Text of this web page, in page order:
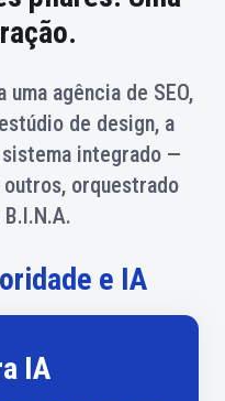
agência de SEO,
de design, a
integrado —
orquestrado
e IA
IA